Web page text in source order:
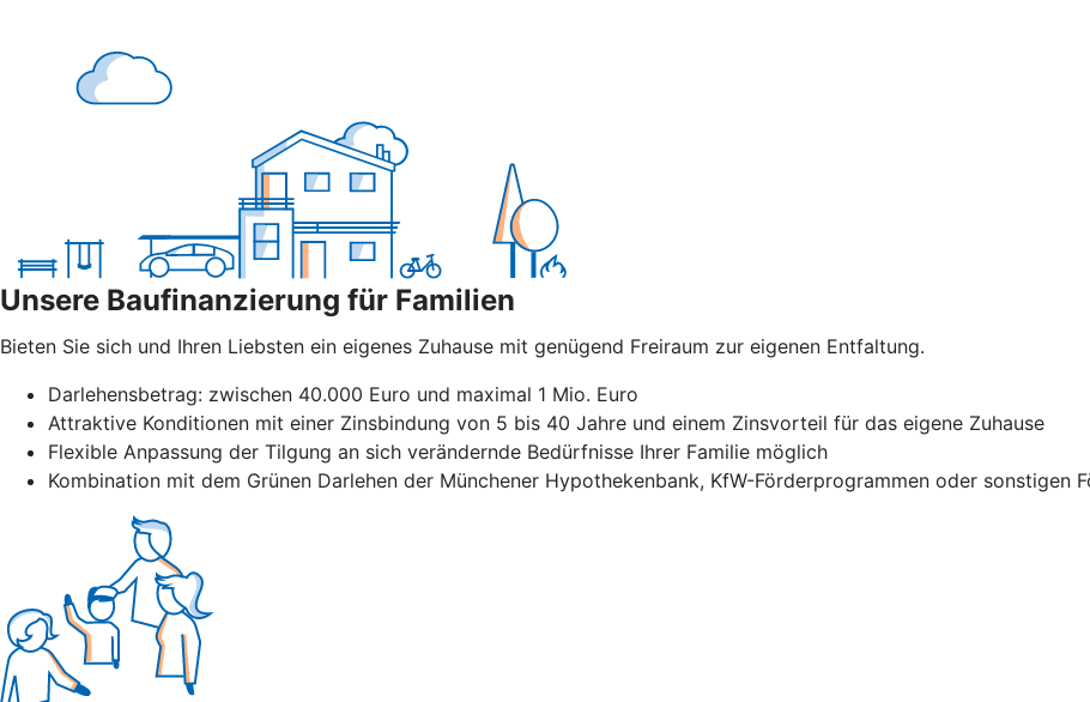
Unsere Baufinanzierung für Familien
Bieten Sie sich und Ihren Liebsten ein eigenes Zuhause mit genügend Freiraum zur eigenen Entfaltung.
Darlehensbetrag: zwischen 40.000 Euro und maximal 1 Mio. Euro
Attraktive Konditionen mit einer Zinsbindung von 5 bis 40 Jahre und einem Zinsvorteil für das eigene Zuhause
Flexible Anpassung der Tilgung an sich verändernde Bedürfnisse Ihrer Familie möglich
Kombination mit dem Grünen Darlehen der Münchener Hypothekenbank, KfW-Förderprogrammen oder sonstigen